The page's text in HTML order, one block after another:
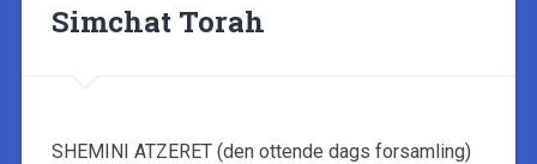
Simchat Torah
SHEMINI ATZERET (den ottende dags forsamling)